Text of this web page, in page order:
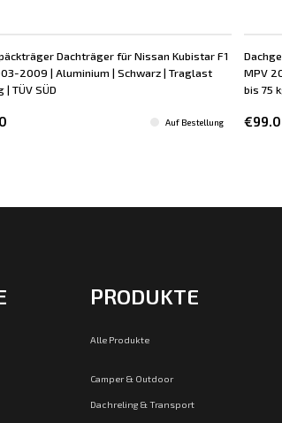
Dachträger für Nissan Kubistar F1
2009 | Aluminium | Schwarz | Traglast
| TÜV SÜD
Auf Bestellung
MPV
bis 75
PRODUKTE
Alle Produkte
Camper & Outdoor
Dachreling & Transport